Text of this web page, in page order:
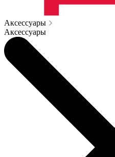
Аксессуары
Аксессуары